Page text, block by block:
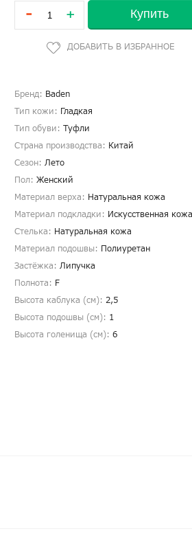
- + Купить
Бренд: Baden
Тип кожи: Гладкая
Тип обуви: Туфли
Страна производства: Китай
Сезон: Лето
Пол: Женский
Материал верха: Натуральная кожа
Материал подкладки: Искусственная кожа
Стелька: Натуральная кожа
Материал подошвы: Полиуретан
Застёжка: Липучка
Полнота: F
Высота каблука (см): 2,5
Высота подошвы (см): 1
Высота голенища (cм): 6